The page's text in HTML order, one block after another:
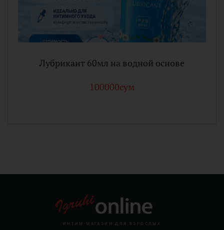
Лубрикант 60мл на водной основе
100000сум
ИНТИМ-МАГАЗИН ДЛЯ ВЗРОСЛЫХ